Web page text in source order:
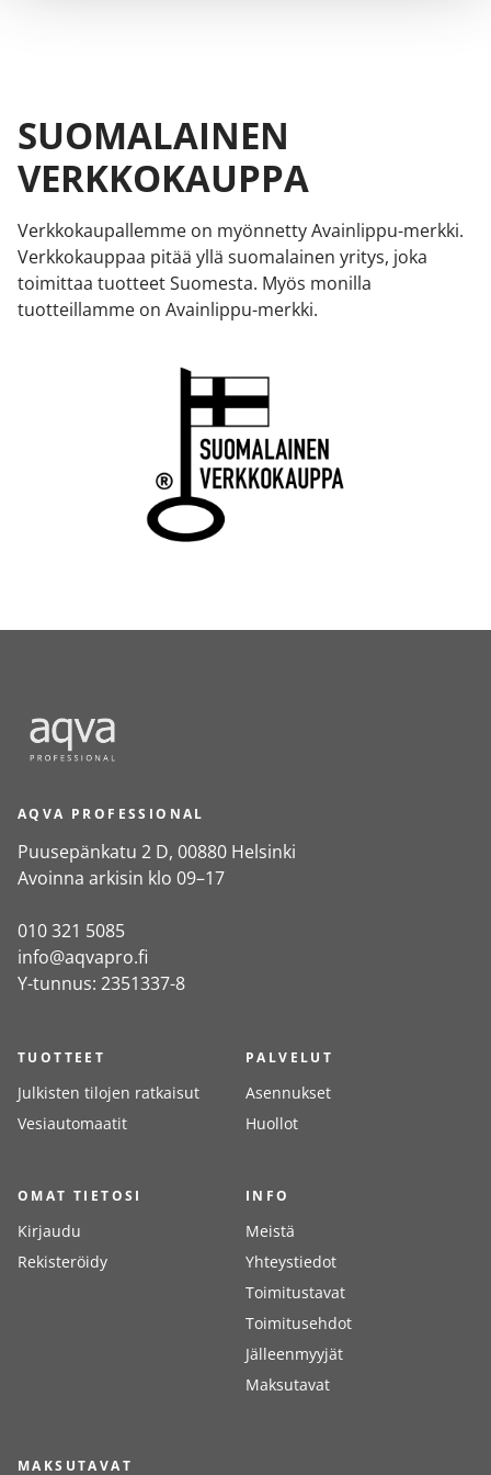
SUOMALAINEN
VERKKOKAUPPA
Verkkokaupallemme on myönnetty Avainlippu-merkki.
Verkkokauppaa pitää yllä suomalainen yritys, joka
toimittaa tuotteet Suomesta. Myös monilla
tuotteillamme on Avainlippu-merkki.
AQVA PROFESSIONAL
Puusepänkatu 2 D, 00880 Helsinki
Avoinna arkisin klo 09–17
010 321 5085
info@aqvapro.fi
Y-tunnus: 2351337-8
TUOTTEET
Julkisten tilojen ratkaisut
Vesiautomaatit
PALVELUT
Asennukset
Huollot
OMAT TIETOSI
Kirjaudu
Rekisteröidy
INFO
Meistä
Yhteystiedot
Toimitustavat
Toimitusehdot
Jälleenmyyjät
Maksutavat
MAKSUTAVAT